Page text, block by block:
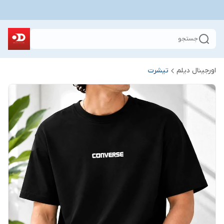
جستجو
اورجینال دیلم تیشرت